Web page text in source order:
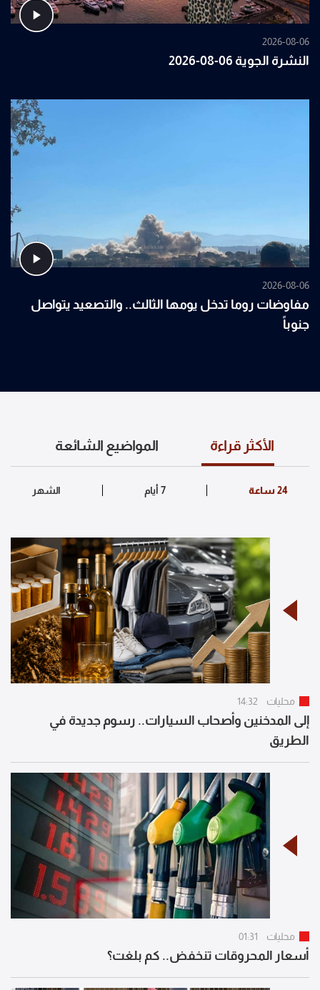
2026-08-06
النشرة الجوية 06-08-2026
2026-08-06
مفاوضات روما تدخل يومها الثالث.. والتصعيد يتواصل
جنوباً
الأكثر قراءة المواضيع الشائعة
محليات 14:32
إلى المدخنين وأصحاب السيارات.. رسوم جديدة في
الطريق
محليات 01:31
أسعار المحروقات تنخفض.. كم بلغت؟